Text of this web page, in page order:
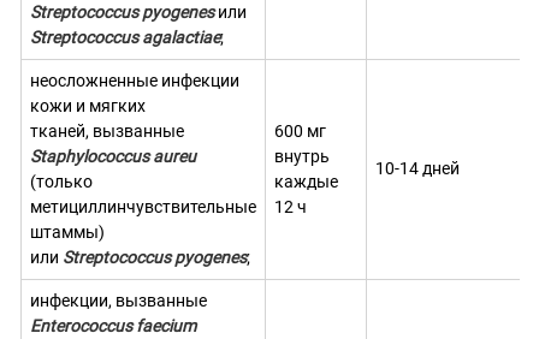
Streptococcus pyogenesили
Streptococcus agalactiae;
неосложненные инфекции
кожи и мягких
тканей, вызванные
Staphylococcus aureu
(только
метициллинчувствительные
штаммы)
или Streptococcus pyogenes;
600 мг
внутрь
каждые
12 ч
10-14 дней
инфекции, вызванные
Enterococcus faecium